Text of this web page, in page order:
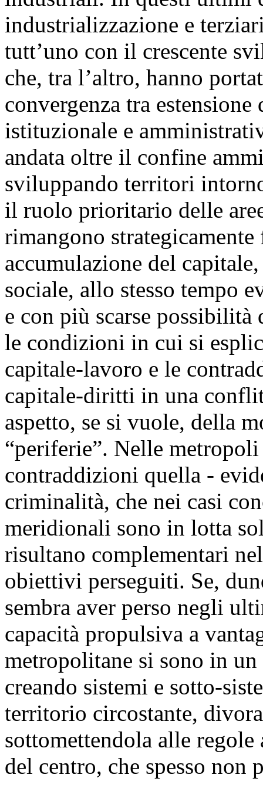
industrializzazione e
tutt’uno con il crescente
che, tra l’altro, hanno
convergenza tra
istituzionale e
andata oltre il confine
sviluppando territori
il ruolo prioritario delle
rimangono
accumulazione del
sociale, allo stesso tempo
e con più scarse
le condizioni in cui si
capitale-lavoro e le
capitale-diritti in una
aspetto, se si vuole, della
“periferie”. Nelle
contraddizioni quella -
criminalità, che nei casi
meridionali sono in lotta
risultano complementari
obiettivi perseguiti. Se,
sembra aver perso negli
capacità propulsiva a
metropolitane si sono in un
creando sistemi e sotto-
territorio circostante,
sottomettendola alle
del centro, che spesso non